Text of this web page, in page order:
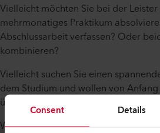
Consent Details
Vielleicht möchten Sie bei der
mehrmonatiges Praktikum
Abschlussarbeit verfassen? Oder
kombinieren?
Vielleicht suchen Sie einen
dem Studium und wollen von
übernehmen?
Wir bieten Ihnen interessante